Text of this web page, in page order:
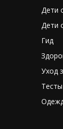
Дети
Дети
Гид
Уход
Тесты